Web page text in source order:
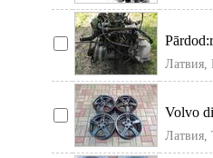
Латвия,
Volvo
1, diska
Латвия,